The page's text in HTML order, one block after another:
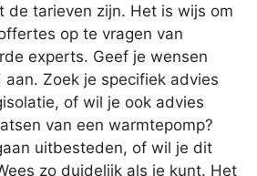
de tarieven zijn. Het is wijs om
op te vragen van
experts. Geef je wensen
aan. Zoek je specifiek advies
of wil je ook advies
van een warmtepomp?
uitbesteden, of wil je dit
zo duidelijk als je kunt. Het